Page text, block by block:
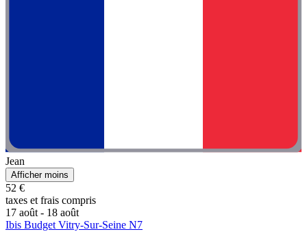
Jean
Afficher moins
52 €
taxes et frais compris
17 août - 18 août
Ibis Budget Vitry-Sur-Seine N7